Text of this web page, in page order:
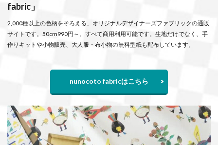
fabric」
2,000種以上の色柄をそろえる、オリジナルデザイナーズファブリックの通販
サイトです。50cm990円～。すべて商用利用可能です。生地だけでなく、手
作りキットや小物販売、大人服・布小物の無料型紙も配布しています。
nunocoto fabricはこちら